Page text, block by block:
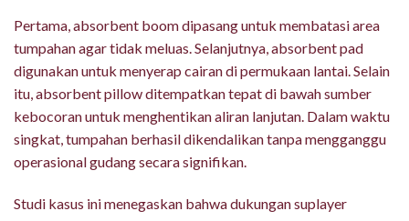
Pertama, absorbent boom dipasang untuk membatasi area
tumpahan agar tidak meluas. Selanjutnya, absorbent pad
digunakan untuk menyerap cairan di permukaan lantai. Selain
itu, absorbent pillow ditempatkan tepat di bawah sumber
kebocoran untuk menghentikan aliran lanjutan. Dalam waktu
singkat, tumpahan berhasil dikendalikan tanpa mengganggu
operasional gudang secara signifikan.
Studi kasus ini menegaskan bahwa dukungan suplayer